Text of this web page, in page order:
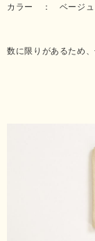
カラー ： ベージュ
数に限りがあるため